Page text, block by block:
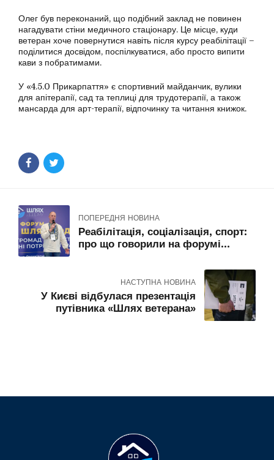
Олег був переконаний, що подібний заклад не повинен
нагадувати стіни медичного стаціонару. Це місце, куди
ветеран хоче повернутися навіть після курсу реабілітації –
поділитися досвідом, поспілкуватися, або просто випити
кави з побратимами.
У «4.5.0 Прикарпаття» є спортивний майданчик, вулики
для апітерапії, сад та теплиці для трудотерапії, а також
мансарда для арт-терапії, відпочинку та читання книжок.
ПОПЕРЕДНЯ НОВИНА
Реабілітація, соціалізація, спорт:
про що говорили на форумі
НАСТУПНА НОВИНА
У Києві відбулася презентація
путівника «Шлях ветерана»